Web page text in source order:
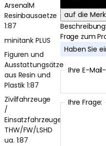
Beschreibung
Frage zum
Haben Sie
Ihre E-
Ihre Frage:
ArsenalM
Resinbausaetze
1:87
minitank PLUS
Figuren und
Ausstattungsätze
aus Resin und
Plastik 1:87
Zivilfahrzeuge
/
Einsatzfahrzeuge
THW/FW/LSHD
ua. 1:87